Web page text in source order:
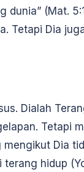
dunia” (Mat.
Tetapi Dia
Dialah
Tetapi
Dia
hidup